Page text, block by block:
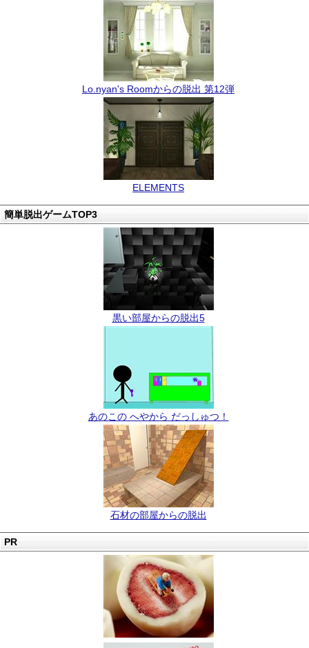
Lo.nyan's Roomからの脱出 第12弾
ELEMENTS
簡単脱出ゲームTOP3
黒い部屋からの脱出5
あのこの へやから だっしゅつ！
石材の部屋からの脱出
PR